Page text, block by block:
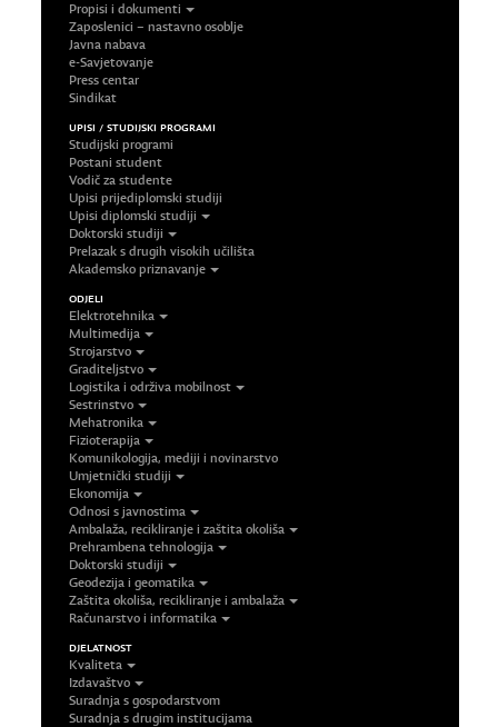
Propisi i dokumenti
Zaposlenici – nastavno osoblje
Javna nabava
e-Savjetovanje
Press centar
Sindikat
UPISI / STUDIJSKI PROGRAMI
Studijski programi
Postani student
Vodič za studente
Upisi prijediplomski studiji
Upisi diplomski studiji
Doktorski studiji
Prelazak s drugih visokih učilišta
Akademsko priznavanje
ODJELI
Elektrotehnika
Multimedija
Strojarstvo
Graditeljstvo
Logistika i održiva mobilnost
Sestrinstvo
Mehatronika
Fizioterapija
Komunikologija, mediji i novinarstvo
Umjetnički studiji
Ekonomija
Odnosi s javnostima
Ambalaža, recikliranje i zaštita okoliša
Prehrambena tehnologija
Doktorski studiji
Geodezija i geomatika
Zaštita okoliša, recikliranje i ambalaža
Računarstvo i informatika
DJELATNOST
Kvaliteta
Izdavaštvo
Suradnja s gospodarstvom
Suradnja s drugim institucijama